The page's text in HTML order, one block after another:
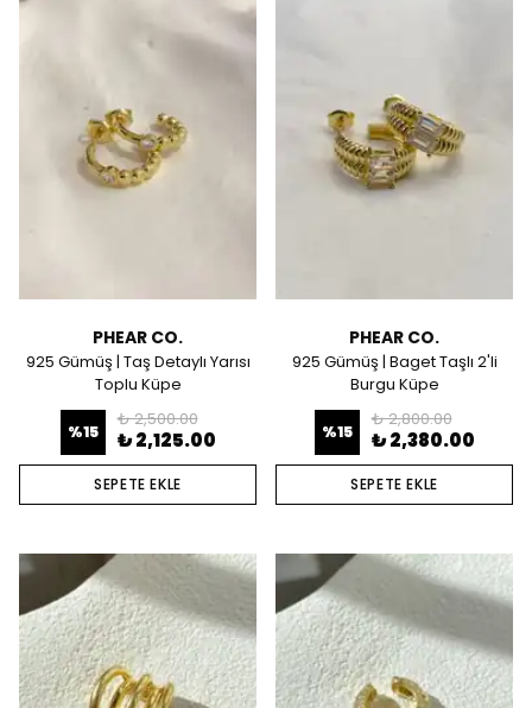
PHEAR CO.
925 Gümüş | Taş Detaylı Yarısı
Toplu Küpe
%15
₺ 2,500.00
₺ 2,125.00
SEPETE EKLE
PHEAR CO.
925 Gümüş | Baget Taşlı 2'li
Burgu Küpe
%15
₺ 2,800.00
₺ 2,380.00
SEPETE EKLE